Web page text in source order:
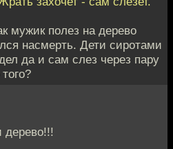
мужик полез на дерево
насмерть. Дети сиротами
да и сам слез через пару
дерево!!!